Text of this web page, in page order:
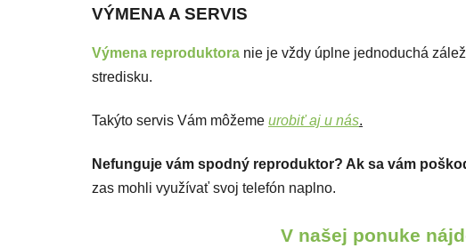
VÝMENA A SERVIS
Výmena reproduktora nie je vždy úplne jednoduchá
stredisku.
Takýto servis Vám môžeme urobiť aj u nás.
Nefunguje vám spodný reproduktor? Ak sa vám
zas mohli využívať svoj telefón naplno.
V našej ponuke